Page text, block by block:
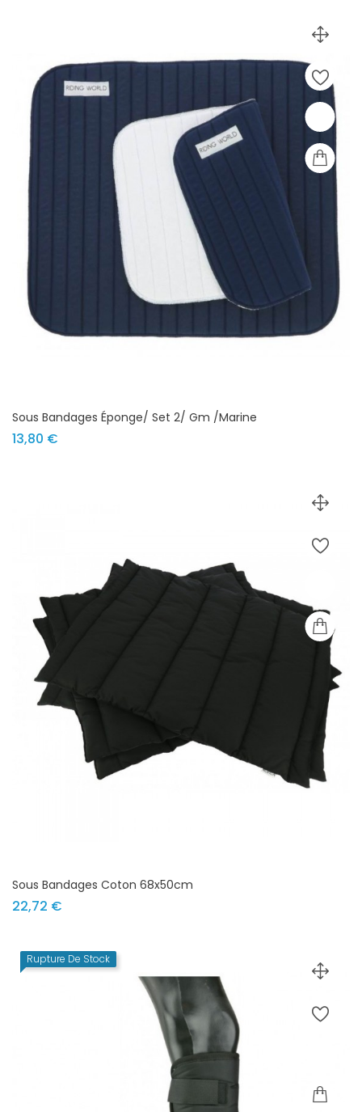
Sous Bandages Éponge/ Set 2/ Gm /marine
13,80 €
Sous Bandages Coton 68x50cm
22,72 €
Rupture De Stock